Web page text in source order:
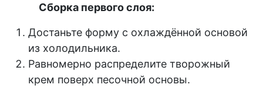
Сборка первого слоя:
Достаньте форму с охлаждённой основой
из холодильника.
Равномерно распределите творожный
крем поверх песочной основы.